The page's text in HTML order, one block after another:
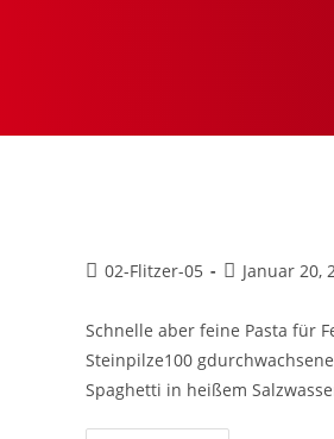
02-Flitzer-05 Januar 20,
Schnelle aber feine Pasta für
Steinpilze100
Spaghetti in heißem